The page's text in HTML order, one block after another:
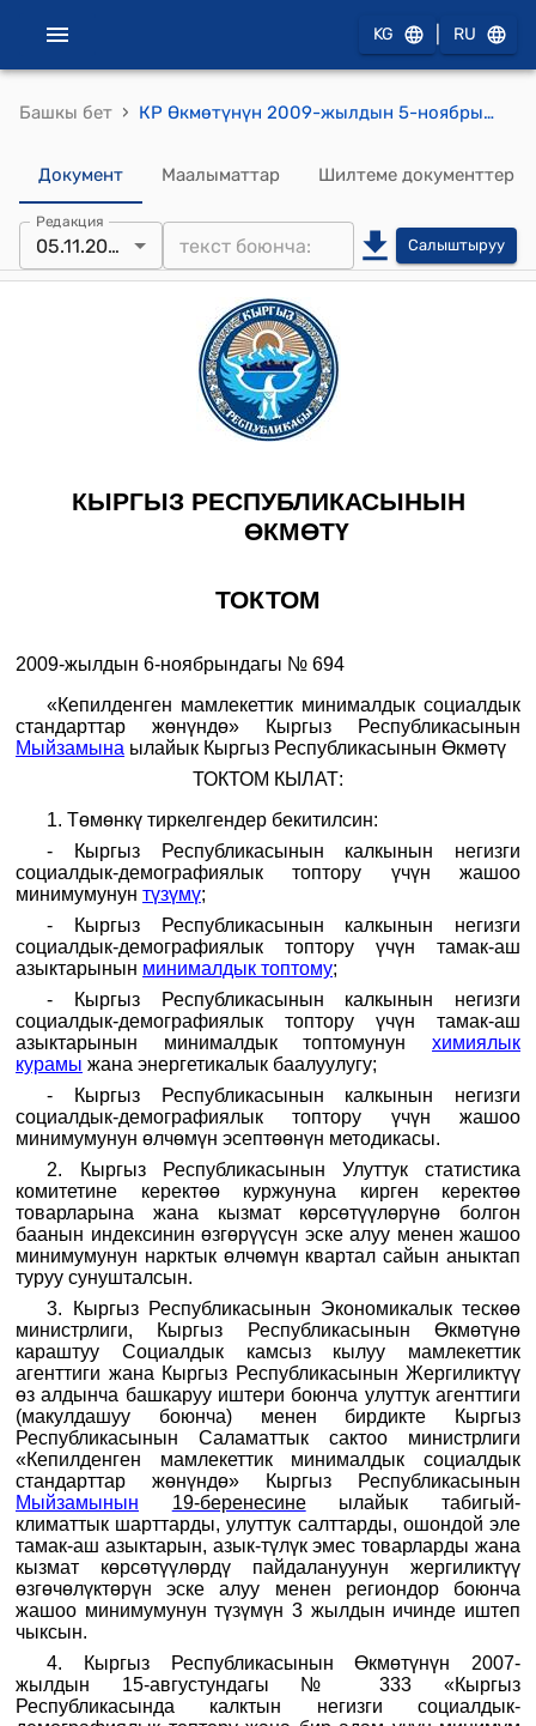
KG RU
Башкы бет › КР Өкмөтүнүн 2009-жылдын 5-ноябрындагы №694 "Кыргыз Республикасынын калкынын негизги социалдык-демографиялык топтору үчүн жашоо минимумунун түзүмүн бекитүү жөнүндө токтому"
Документ Маалыматтар Шилтеме документтер
Редакция
05.11.2009 Салыштыруу